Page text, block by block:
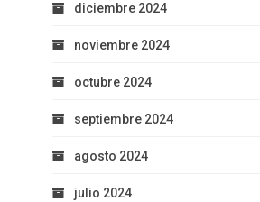
diciembre 2024
noviembre 2024
octubre 2024
septiembre 2024
agosto 2024
julio 2024